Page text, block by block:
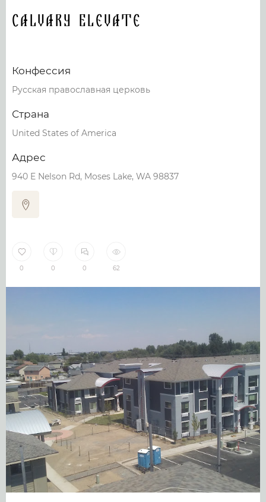
Calvary Elevate
Конфессия
Русская православная церковь
Страна
United States of America
Адрес
940 E Nelson Rd, Moses Lake, WA 98837
0 0 0 62